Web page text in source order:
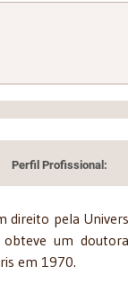
Perfil Profissional:
direito pela
um
em 1970.